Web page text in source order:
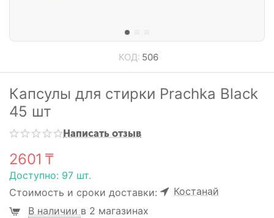
КОД: 506
Капсулы для стирки Prachka Black
45 шт
Написать отзыв
2601 ₸
Доступно: 97 шт.
Стоимость и сроки доставки:
Костанай
В наличии в 2 магазинах